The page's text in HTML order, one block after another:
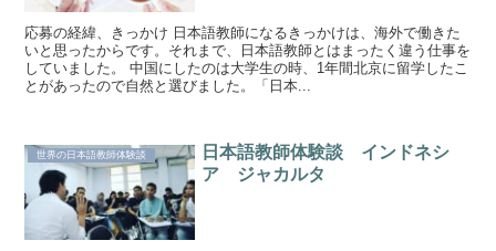
応募の経緯、きっかけ 日本語教師になるきっかけは、海外で働きた
いと思ったからです。それまで、日本語教師とはまったく違う仕事を
していました。 中国にしたのは大学生の時、1年間北京に留学したこ
とがあったので自然と選びました。「日本...
世界の日本語教師体験談
日本語教師体験談 インドネシ
ア ジャカルタ